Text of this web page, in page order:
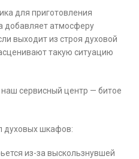
для приготовления
добавляет атмосферу
выходит из строя духовой
такую ситуацию
сервисный центр — битое
духовых шкафов:
из-за выскользнувшей